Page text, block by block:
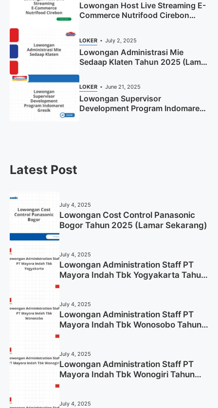
Lowongan Host Live Streaming E-
Commerce Nutrifood Cirebon
LOKER July 2, 2025
Lowongan Administrasi Mie
Sedaap Klaten Tahun 2025 (Lamar
LOKER June 21, 2025
Lowongan Supervisor
Development Program Indomaret
Latest Post
July 4, 2025
Lowongan Cost Control Panasonic
Bogor Tahun 2025 (Lamar Sekarang)
July 4, 2025
Lowongan Administration Staff PT
Mayora Indah Tbk Yogyakarta Tahun
July 4, 2025
Lowongan Administration Staff PT
Mayora Indah Tbk Wonosobo Tahun
July 4, 2025
Lowongan Administration Staff PT
Mayora Indah Tbk Wonogiri Tahun
July 4, 2025